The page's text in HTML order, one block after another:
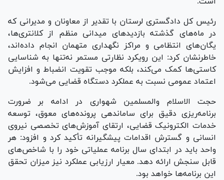
رئیس کل دادگستری لرستان با تقدیر از معاونان و مدیرانی که
در ماه‌های گذشته بازدید‌های میدانی منظم از کلانتری‌ها،
یگان‌های انتظامی و مراکز نگهداری متهمان انجام داده‌اند،
خاطرنشان کرد: این رویکرد نظارتی مستمر نه‌تنها به شناسایی
کاستی‌ها کمک می‌کند، بلکه موجب تقویت انضباط و افزایش
اعتماد عمومی نسبت به عملکرد دستگاه قضایی می‌شود.
حجت الاسلام والمسلمین شهواری در ادامه بر ضرورت
برنامه‌ریزی دقیق برای ساماندهی پرونده‌های معوق، توسعه
خدمات الکترونیک قضایی، ارتقای آموزش‌های تخصصی نیروی
انسانی و گسترش اقدامات پیشگیرانه تأکید کرد و افزود: هر
واحد باید در ابتدای سال برنامه عملیاتی خود را با شاخص‌های
قابل سنجش ارائه دهد. معیار ارزیابی عملکرد نیز میزان تحقق
این برنامه‌ها خواهد بود.